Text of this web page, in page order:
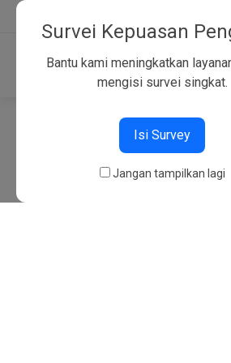
404
Survei Kepuasan
Bantu kami meningkatkan
mengisi survei singkat.
Isi Survey
Jangan tampilkan lagi